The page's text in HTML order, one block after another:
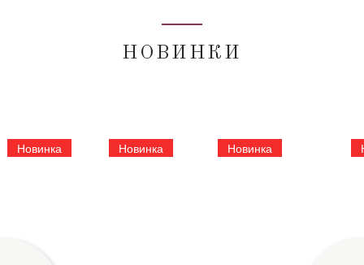
НОВИНКИ
Новинка Новинка Новинка